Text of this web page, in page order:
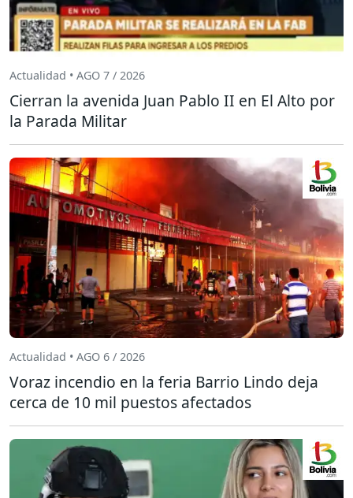
Actualidad • AGO 7 / 2026
Cierran la avenida Juan Pablo II en El Alto por
la Parada Militar
Actualidad • AGO 6 / 2026
Voraz incendio en la feria Barrio Lindo deja
cerca de 10 mil puestos afectados